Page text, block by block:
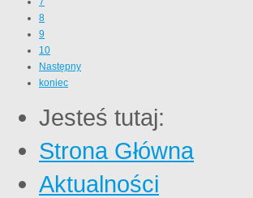
8
9
10
Następny
koniec
Jesteś tutaj:
Strona Główna
Aktualności